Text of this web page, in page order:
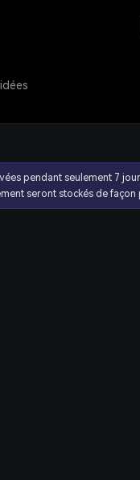
pendant seulement 7
seront stockés de façon